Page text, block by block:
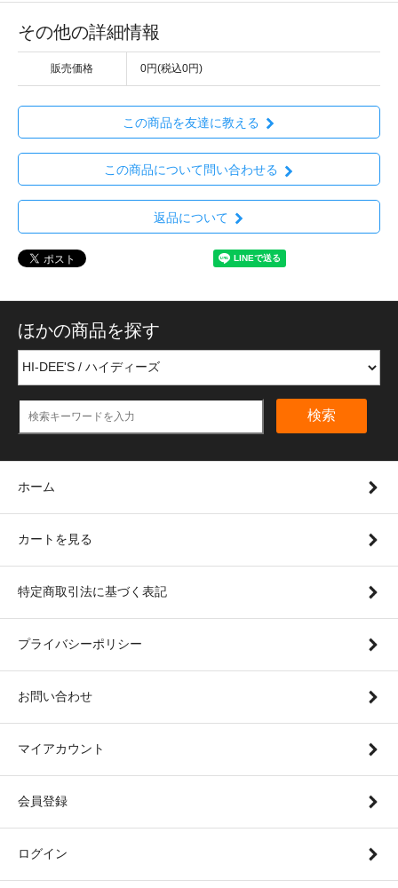
その他の詳細情報
販売価格 0円(税込0円)
この商品を友達に教える
この商品について問い合わせる
返品について
ほかの商品を探す
検索
ホーム
カートを見る
特定商取引法に基づく表記
プライバシーポリシー
お問い合わせ
マイアカウント
会員登録
ログイン